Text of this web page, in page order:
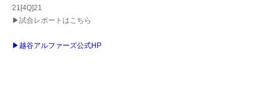
21[4Q]21
▶試合レポートはこちら
▶越谷アルファーズ公式HP